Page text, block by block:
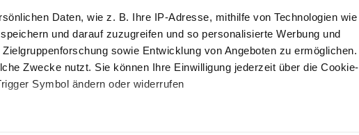
Daten, wie z. B. Ihre IP-Adresse, mithilfe von Technologien wie
und darauf zuzugreifen und so personalisierte Werbung und
sowie Entwicklung von Angeboten zu ermöglichen.
Zwecke nutzt. Sie können Ihre Einwilligung jederzeit über die Cookie-
Symbol ändern oder widerrufen
Advertisement